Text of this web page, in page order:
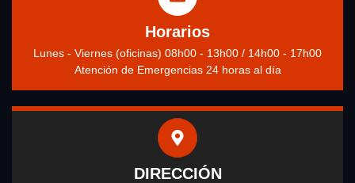
Horarios
Lunes - Viernes (oficinas) 08h00 - 13h00 / 14h00 - 17h00
Atención de Emergencias 24 horas al día
DIRECCIÓN